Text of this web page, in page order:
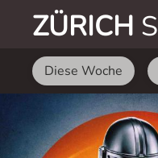
ZÜRICH
Diese Woche